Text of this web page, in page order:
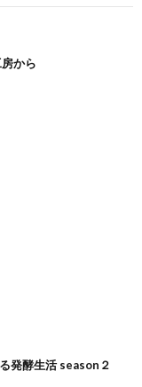
から
発酵生活 season２